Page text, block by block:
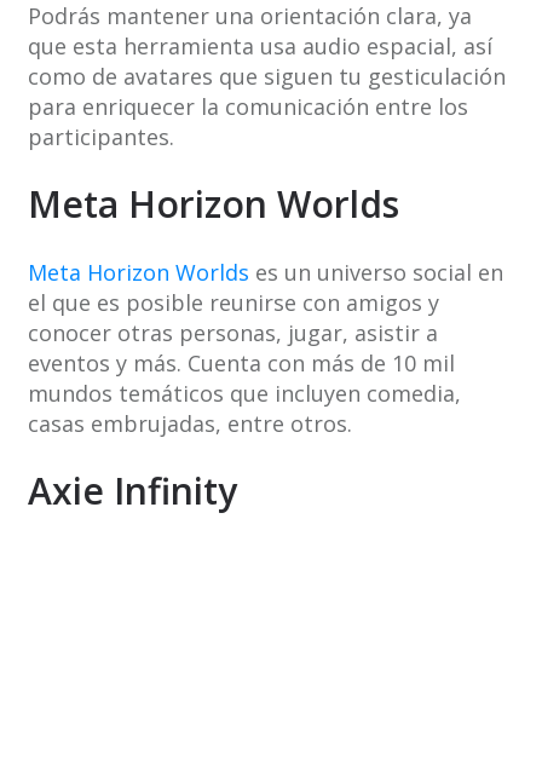
Podrás mantener una orientación clara, ya
que esta herramienta usa audio espacial, así
como de avatares que siguen tu gesticulación
para enriquecer la comunicación entre los
participantes.
Meta Horizon Worlds
Meta Horizon Worlds es un universo social en
el que es posible reunirse con amigos y
conocer otras personas, jugar, asistir a
eventos y más. Cuenta con más de 10 mil
mundos temáticos que incluyen comedia,
casas embrujadas, entre otros.
Axie Infinity